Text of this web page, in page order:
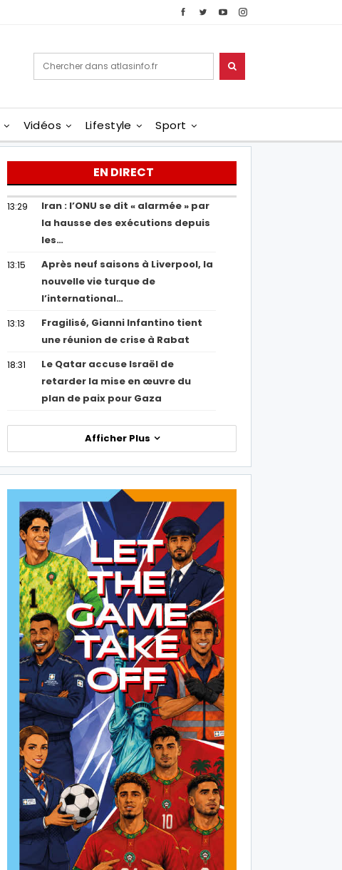
Vidéos Lifestyle Sport
EN DIRECT
13:29
Iran : l’ONU se dit « alarmée » par
la hausse des exécutions depuis
les…
13:15
Après neuf saisons à Liverpool, la
nouvelle vie turque de
l’international…
13:13
Fragilisé, Gianni Infantino tient
une réunion de crise à Rabat
18:31
Le Qatar accuse Israël de
retarder la mise en œuvre du
plan de paix pour Gaza
Afficher Plus